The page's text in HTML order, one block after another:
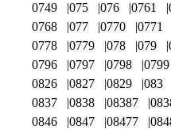
0749
075 076 0761
0768
077 0770 0771
0778
0779 078 079
0796
0797 0798 0799
0826
0827 0829 083
0837
0838 08387
0846
0847 08477